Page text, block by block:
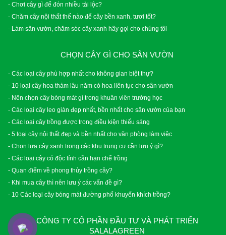
- Chơi cây gì để đón nhiều tài lộc?
- Chăm cây nội thất thế nào để cây bền xanh, tươi tốt?
- Làm sân vườn, chăm sóc cây xanh hãy gọi cho chúng tôi
CHỌN CÂY GÌ CHO SÂN VƯỜN
- Các loại cây phù hợp nhất cho không gian biệt thự?
- 10 loại cây hoa thảm lâu năm có hoa liên tục cho sân vườn
- Nên chọn cây bóng mát gì trong khuân viên trường học
- Các loại cây leo giàn đẹp nhất, bền nhất cho sân vườn của bạn
- Các loại cây trồng được trong điều kiện thiếu sáng
- 5 loại cây nội thất đẹp và bền nhất cho văn phòng làm việc
- Chọn lựa cây xanh trong các khu trung cư cần lưu ý gì?
- Các loại cây có độc tính cần hạn chế trồng
- Quan điểm về phong thủy trồng cây?
- Khi mua cây thì nên lưu ý các vấn đề gì?
- 10 Các loại cây bóng mát đường phố khuyến khích trồng?
CÔNG TY CỔ PHẦN ĐẦU TƯ VÀ PHÁT TRIỂN
SALALAGREEN